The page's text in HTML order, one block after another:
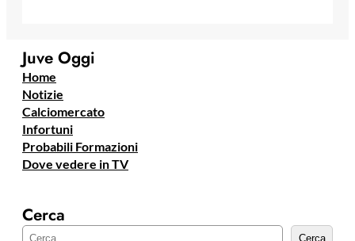
Juve Oggi
Home
Notizie
Calciomercato
Infortuni
Probabili Formazioni
Dove vedere in TV
Cerca
Cerca